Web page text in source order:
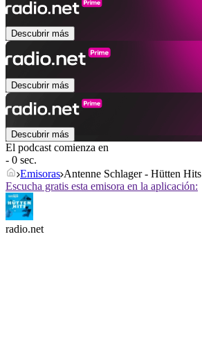
Descubrir más
Descubrir más
Descubrir más
El podcast comienza en
- 0 sec.
Emisoras Antenne Schlager - Hütten Hits
Escucha gratis esta emisora en la aplicación:
radio.net